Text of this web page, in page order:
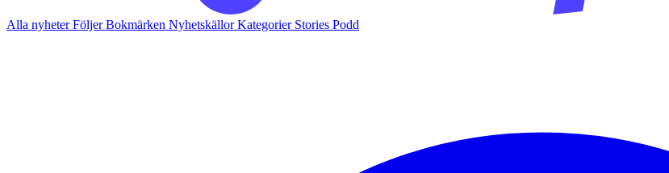
Alla nyheterFöljerBokmärken NyhetskällorKategorier Stories Podd